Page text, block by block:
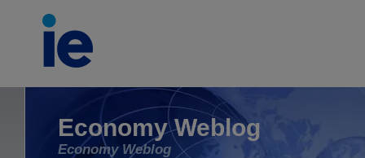
Economy Weblog
Economy Weblog